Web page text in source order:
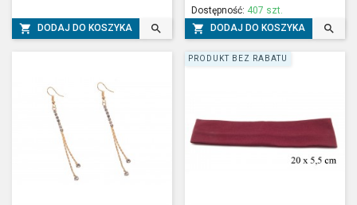
 DODAJ DO KOSZYKA 
Dostępność: 407 szt.
 DODAJ DO KOSZYKA 
PRODUKT BEZ RABATU